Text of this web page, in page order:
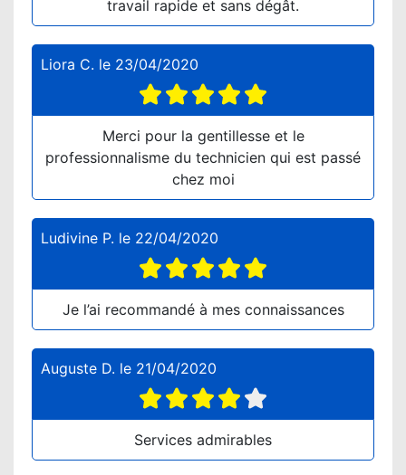
travail rapide et sans dégât.
Liora C. le 23/04/2020
Merci pour la gentillesse et le
professionnalisme du technicien qui est passé
chez moi
Ludivine P. le 22/04/2020
Je l’ai recommandé à mes connaissances
Auguste D. le 21/04/2020
Services admirables